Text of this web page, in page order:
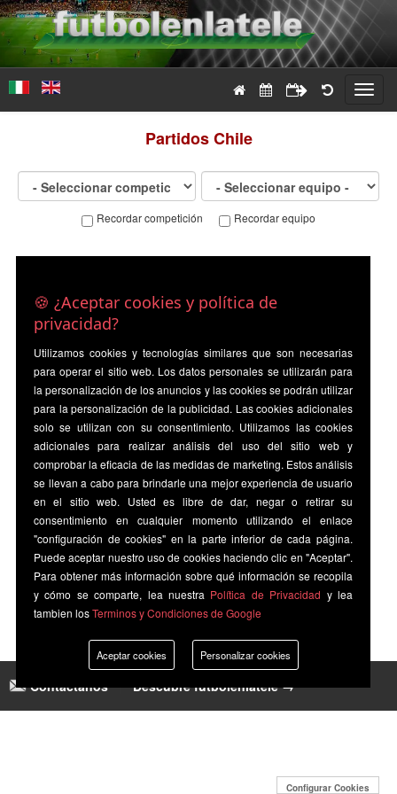
PartidosChile
Recordar competición Recordar equipo
Contáctanos|Descubre futbolenlatele →
Configurar Cookies
🍪 ¿Aceptar cookies y política de
privacidad?
Utilizamos cookies y tecnologías similares que son necesarias
para operar el sitio web. Los datos personales se utilizarán para
la personalización de los anuncios y las cookies se podrán utilizar
para la personalización de la publicidad. Las cookies adicionales
solo se utilizan con su consentimiento. Utilizamos las cookies
adicionales para realizar análisis del uso del sitio web y
comprobar la eficacia de las medidas de marketing. Estos análisis
se llevan a cabo para brindarle una mejor experiencia de usuario
en el sitio web. Usted es libre de dar, negar o retirar su
consentimiento en cualquier momento utilizando el enlace
"configuración de cookies" en la parte inferior de cada página.
Puede aceptar nuestro uso de cookies haciendo clic en "Aceptar".
Para obtener más información sobre qué información se recopila
y cómo se comparte, lea nuestra Política de Privacidad y lea
tambien losTerminos y Condiciones de Google
Aceptar cookies Personalizar cookies